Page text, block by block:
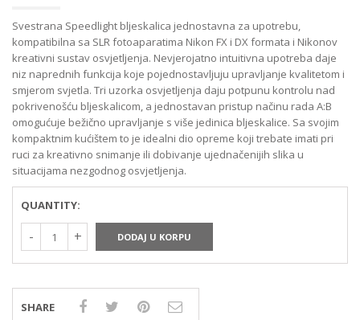
Svestrana Speedlight bljeskalica jednostavna za upotrebu,
kompatibilna sa SLR fotoaparatima Nikon FX i DX formata i Nikonov
kreativni sustav osvjetljenja. Nevjerojatno intuitivna upotreba daje
niz naprednih funkcija koje pojednostavljuju upravljanje kvalitetom i
smjerom svjetla. Tri uzorka osvjetljenja daju potpunu kontrolu nad
pokrivenošću bljeskalicom, a jednostavan pristup načinu rada A:B
omogućuje bežično upravljanje s više jedinica bljeskalice. Sa svojim
kompaktnim kućištem to je idealni dio opreme koji trebate imati pri
ruci za kreativno snimanje ili dobivanje ujednačenijih slika u
situacijama nezgodnog osvjetljenja.
QUANTITY:
DODAJ U KORPU
SHARE